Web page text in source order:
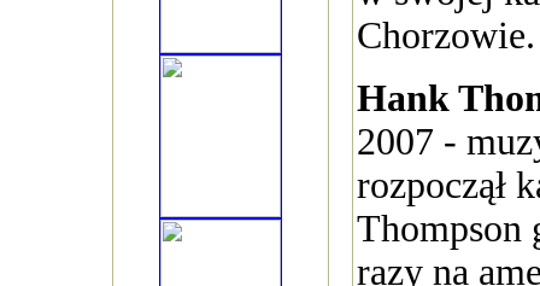
Hank
2007 -
rozpoczął
Thompson
razy na